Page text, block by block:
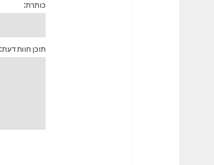
כותרת:
תוכן חוות דעת: